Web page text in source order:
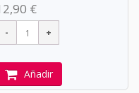
€
Añadir